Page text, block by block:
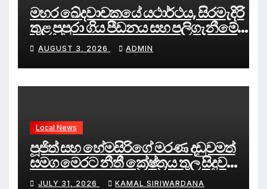
මහර ඛේදවාචකයේ යථාර්ථය, සිරමැදිරි
තුළ පුපුරා ගිය පීඩනය සහ පලිගැනීමේ
දේශපාලනය
AUGUST 3, 2026 ADMIN
Local News
පූජිත් සහ හේමසිරිගේ මරණ දඩුවමත්
සමග මෙරට නීතී ක්‍රේෂ්ත්‍රය තුල සිදුව
ඇත්තේ කුමක්ද ?
JULY 31, 2026 KAMAL SIRIWARDANA